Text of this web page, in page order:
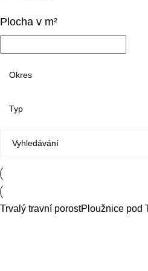
Plocha v m²
Trvalý travní porostPloužnice pod